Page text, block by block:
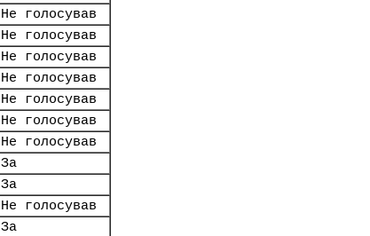
Не голосував
Не голосував
Не голосував
Не голосував
Не голосував
Не голосував
Не голосував
За
За
Не голосував
За